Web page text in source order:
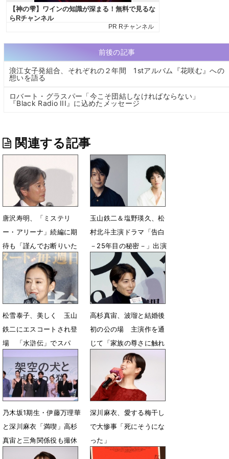
前後の記事
浪江女子発組合、それぞれの２年間 1stアルバム『花咲む』への
想いを語る
ロバート・グラスパー「今こそ団結しなければならない」
『Black Radio III』に込めたメッセージ
関連する記事
唐沢寿明、「ミステリ
ー・アリーナ」続編に期
待も「謹んでお断りいた
します！」
5月24日 13時46分
玉山鉄二＆塩野瑛久、松
村北斗主演ドラマ「告白
－25年目の秘密－」出演
5月15日 06時00分
松雪泰子、美しく 玉山
鉄二にエスコートされ登
場 「水滸伝」でスパ
イ・馬桂役
2月12日 13時40分
高杉真宙、波瑠と結婚後
初の公の場 主演作を通
じて「家族の尊さに触れ
1月9日 23時12分
乃木坂1期生・伊藤万理華
と深川麻衣「満喫」高杉
真宙と三角関係役も撮休
で仲良しお出かけ
深川麻衣、愛する梅干し
で大惨事「死にそうにな
った」